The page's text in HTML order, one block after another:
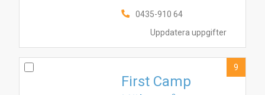
Uppdatera uppgifter
0435-910 64
First Camp
9